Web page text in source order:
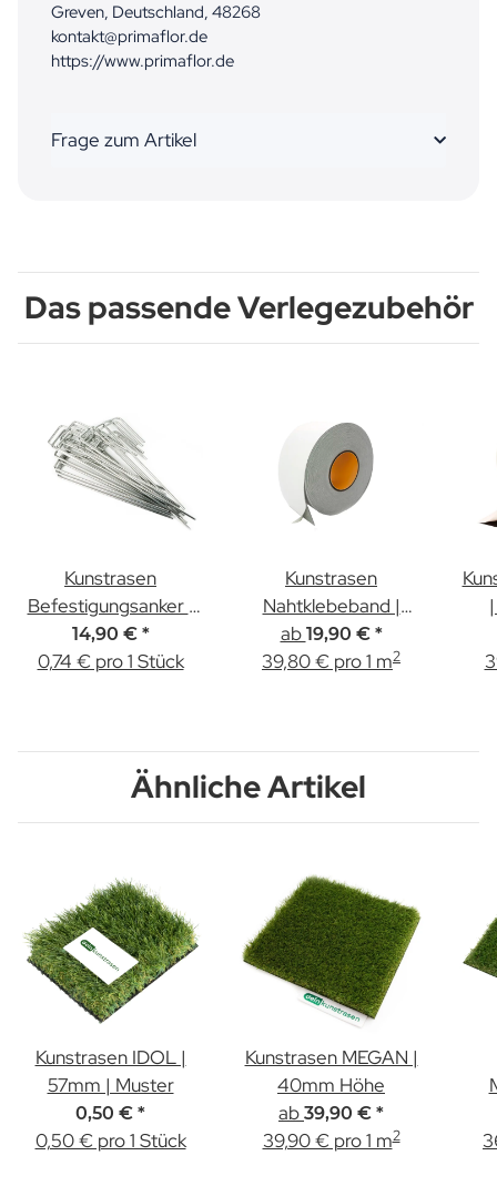
Greven, Deutschland, 48268
kontakt@primaflor.de
https://www.primaflor.de
Frage zum Artikel
Das passende Verlegezubehör
Kunstrasen
Befestigungsanker |
20 Stück
14,90 € *
0,74 € pro 1 Stück
Kunstrasen
Nahtklebeband |
Einseitig | 5,00m &
15,00m Länge
ab 19,90 € *
39,80 € pro 1 m2
Ähnliche Artikel
Kunstrasen IDOL |
57mm | Muster
0,50 € *
0,50 € pro 1 Stück
Kunstrasen MEGAN |
40mm Höhe
ab 39,90 € *
39,90 € pro 1 m2